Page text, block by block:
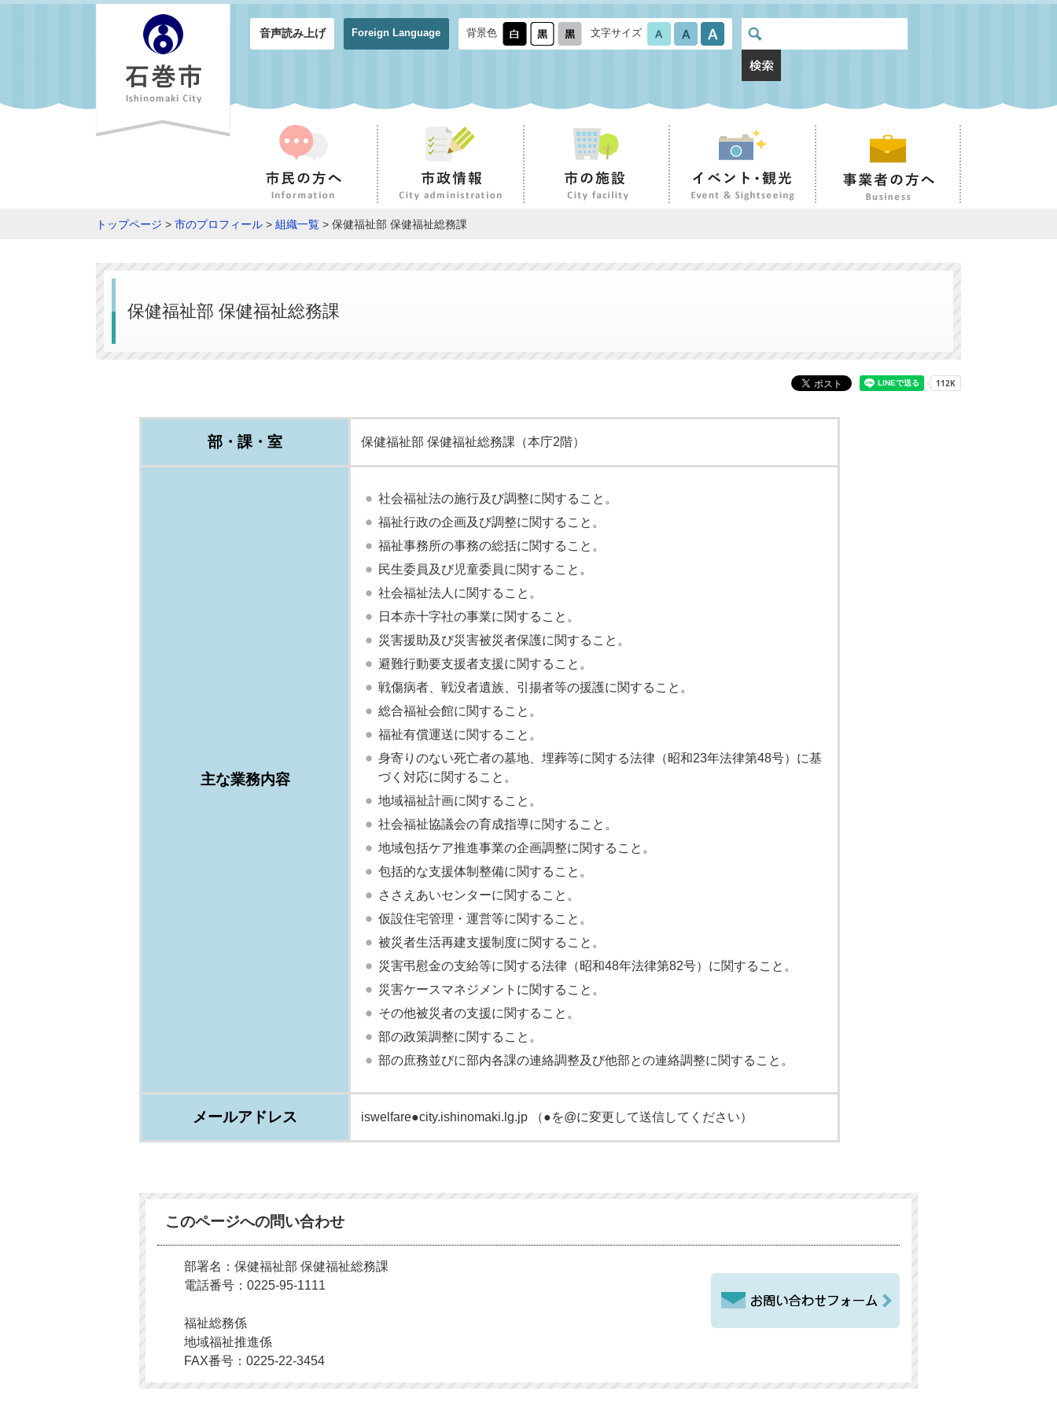
音声読み上げ Foreign Language 背景色 文字サイズ
トップページ > 市のプロフィール > 組織一覧 > 保健福祉部 保健福祉総務課
保健福祉部 保健福祉総務課
部・課・室 保健福祉部 保健福祉総務課（本庁2階）
主な業務内容
社会福祉法の施行及び調整に関すること。
福祉行政の企画及び調整に関すること。
福祉事務所の事務の総括に関すること。
民生委員及び児童委員に関すること。
社会福祉法人に関すること。
日本赤十字社の事業に関すること。
災害援助及び災害被災者保護に関すること。
避難行動要支援者支援に関すること。
戦傷病者、戦没者遺族、引揚者等の援護に関すること。
総合福祉会館に関すること。
福祉有償運送に関すること。
身寄りのない死亡者の墓地、埋葬等に関する法律（昭和23年法律第48号）に基
づく対応に関すること。
地域福祉計画に関すること。
社会福祉協議会の育成指導に関すること。
地域包括ケア推進事業の企画調整に関すること。
包括的な支援体制整備に関すること。
ささえあいセンターに関すること。
仮設住宅管理・運営等に関すること。
被災者生活再建支援制度に関すること。
災害弔慰金の支給等に関する法律（昭和48年法律第82号）に関すること。
災害ケースマネジメントに関すること。
その他被災者の支援に関すること。
部の政策調整に関すること。
部の庶務並びに部内各課の連絡調整及び他部との連絡調整に関すること。
メールアドレス iswelfare●city.ishinomaki.lg.jp （●を@に変更して送信してください）
このページへの問い合わせ
部署名：保健福祉部 保健福祉総務課
電話番号：0225-95-1111
福祉総務係
地域福祉推進係
FAX番号：0225-22-3454